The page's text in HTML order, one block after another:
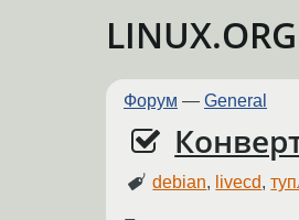
Форум — General
debian, livecd,